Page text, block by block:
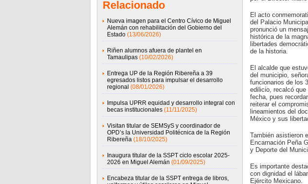
Relacionado
Nueva imagen para el Centro Cívico de Miguel
Alemán con rehabilitación del Gobierno del
Estado (13/06/2026)
Riñen alumnos afuera de plantel en
Tamaulipas (10/02/2026)
Entrega UP de la Región Ribereña a 39
egresados listos para impulsar el desarrollo
regional (08/01/2026)
Impulsa UPRR equidad y desarrollo integral con
becas institucionales (11/11/2025)
Visitan titular de SEMSyS y coordinador de
OPD’s la Universidad Politécnica de la Región
Ribereña (18/10/2025)
Inaugura titular de la SSPT ciclo escolar 2025-
2026 en Miguel Alemán (01/09/2025)
Encabeza titular de la SSPT entrega de libros,
El acto
del Palacio
pronunció un
histórica de la
libertades
de la historia.
El alcalde que
del municipio,
funcionarios de los
edilicio, recalcó
fecha, pues
reiterar el
lineamientos del
México y sus
También asistieron
Encarnación Peña
y Deporte del
Es importante
con dignidad el
Ejército Mexicano.